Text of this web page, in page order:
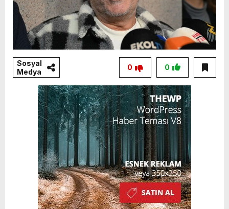
Sosyal
Medya
0
0